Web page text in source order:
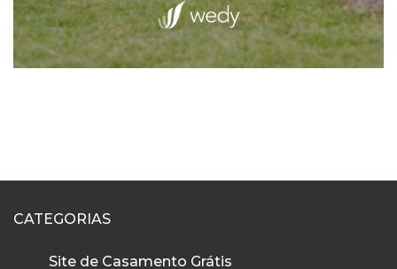
CATEGORIAS
Site de Casamento Grátis